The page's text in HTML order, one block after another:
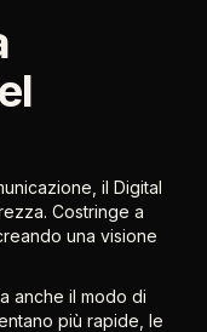
il Digital
Costringe a
una visione
anche il modo di
più rapide, le